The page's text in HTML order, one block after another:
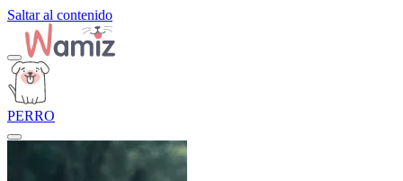
Saltar al contenido
PERRO